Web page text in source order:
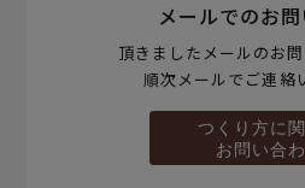
メールでのお
頂きましたメールのお問
順次メールでご連絡
つくり方に
お問い合